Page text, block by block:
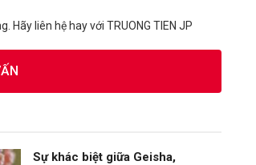
Hãy liên hệ hay với TRUONG TIEN JP
Sự khác biệt giữa Geisha,